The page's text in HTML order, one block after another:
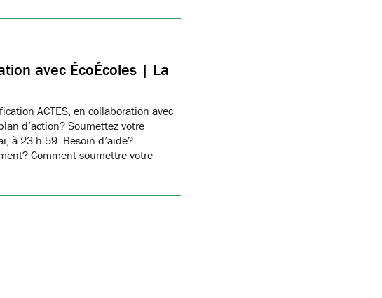
avec ÉcoÉcoles | La
ACTES, en collaboration avec
d’action? Soumettez votre
à 23 h 59. Besoin d’aide?
Comment soumettre votre